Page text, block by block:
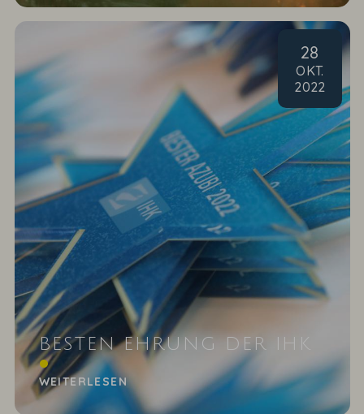
28
OKT.
2022
BESTEN EHRUNG DER IHK
Wer erinnert sich an unser Zahlengenie Leenart?
WEITERLESEN